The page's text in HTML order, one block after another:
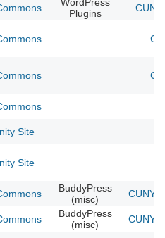
Plugins
Site
Site
BuddyPress
(misc)
CUNY
BuddyPress
(misc)
CUNY